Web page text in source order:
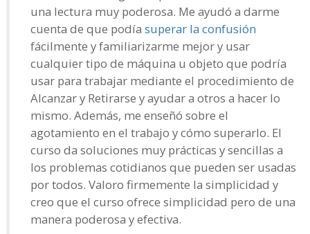
una lectura muy poderosa. Me ayudó a darme
cuenta de que podía superar la confusión
fácilmente y familiarizarme mejor y usar
cualquier tipo de máquina u objeto que podría
usar para trabajar mediante el procedimiento de
Alcanzar y Retirarse y ayudar a otros a hacer lo
mismo. Además, me enseñó sobre el
agotamiento en el trabajo y cómo superarlo. El
curso da soluciones muy prácticas y sencillas a
los problemas cotidianos que pueden ser usadas
por todos. Valoro firmemente la simplicidad y
creo que el curso ofrece simplicidad pero de una
manera poderosa y efectiva.